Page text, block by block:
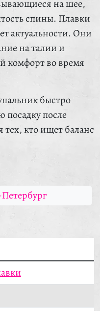
на шее,
спины. Плавки
актуальности. Они
на талии и
комфорт во время
быстро
посадку после
кто ищет баланс